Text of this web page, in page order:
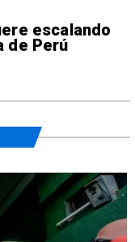
escalando
de Perú